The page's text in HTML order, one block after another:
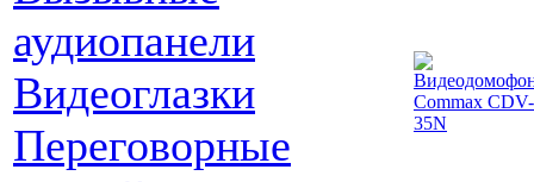
аудиопанели
Видеоглазки
Переговорные